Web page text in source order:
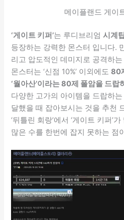
메이플랜드 게이
‘게이트 키퍼’는 루디브리엄시계
등장하는 강력한 몬스터 입니다.
리고 압도적인 데미지로 공격하
몬스터는 ‘신점 10%’ 이외에도80
‘월아산’이라는 80제 폴암을 드랍
다양한 고가의 아이템을 드랍하
달했을 때 잡아보시는 것을 추천
‘뒤틀린 회랑’에서 ‘게이트 키퍼’
많은 수를 한번에 잡지 못하는 점